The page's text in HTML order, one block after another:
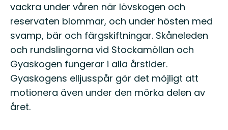
vackra under våren när lövskogen och
reservaten blommar, och under hösten med
svamp, bär och färgskiftningar. Skåneleden
och rundslingorna vid Stockamöllan och
Gyaskogen fungerar i alla årstider.
Gyaskogens elljusspår gör det möjligt att
motionera även under den mörka delen av
året.